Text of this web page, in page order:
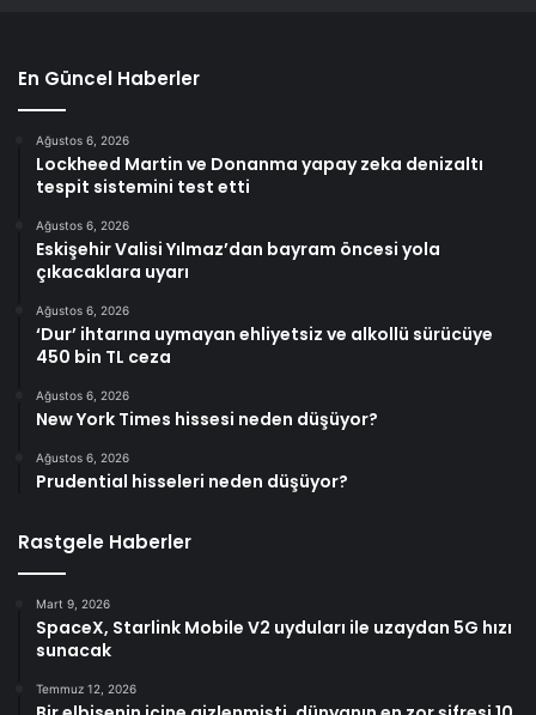
En Güncel Haberler
Ağustos 6, 2026
Lockheed Martin ve Donanma yapay zeka denizaltı
tespit sistemini test etti
Ağustos 6, 2026
Eskişehir Valisi Yılmaz’dan bayram öncesi yola
çıkacaklara uyarı
Ağustos 6, 2026
‘Dur’ ihtarına uymayan ehliyetsiz ve alkollü sürücüye
450 bin TL ceza
Ağustos 6, 2026
New York Times hissesi neden düşüyor?
Ağustos 6, 2026
Prudential hisseleri neden düşüyor?
Rastgele Haberler
Mart 9, 2026
SpaceX, Starlink Mobile V2 uyduları ile uzaydan 5G hızı
sunacak
Temmuz 12, 2026